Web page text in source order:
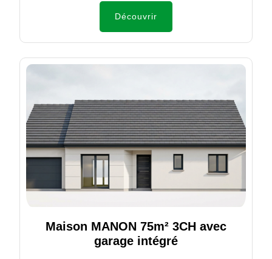
Découvrir
Maison MANON 75m² 3CH avec
garage intégré